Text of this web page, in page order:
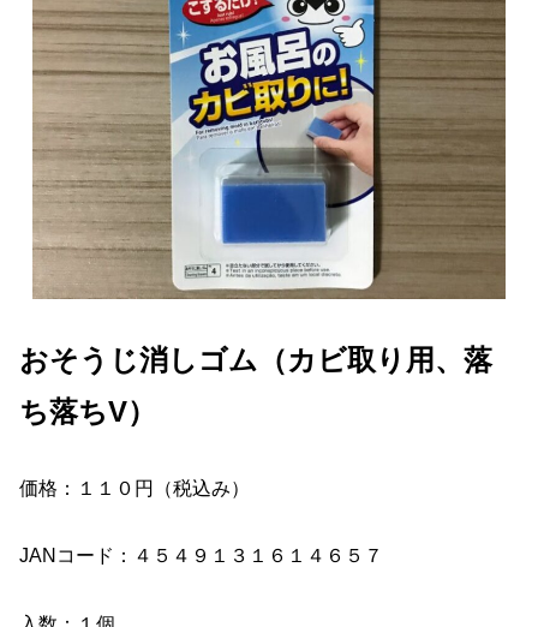
おそうじ消しゴム（カビ取り用、落
ち落ちV）
価格：１１０円（税込み）
JANコード：４５４９１３１６１４６５７